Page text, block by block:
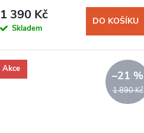
1 390 Kč
Skladem
DO KOŠÍKU
Akce
1 890 Kč
–21 %